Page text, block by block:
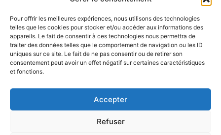
Pour offrir les meilleures expériences, nous utilisons des technologies
telles que les cookies pour stocker et/ou accéder aux informations des
appareils. Le fait de consentir à ces technologies nous permettra de
traiter des données telles que le comportement de navigation ou les ID
uniques sur ce site. Le fait de ne pas consentir ou de retirer son
consentement peut avoir un effet négatif sur certaines caractéristiques
et fonctions.
Accepter
Refuser
Politique de confidentialité
Plan du site
Mentions légales
Plan du site